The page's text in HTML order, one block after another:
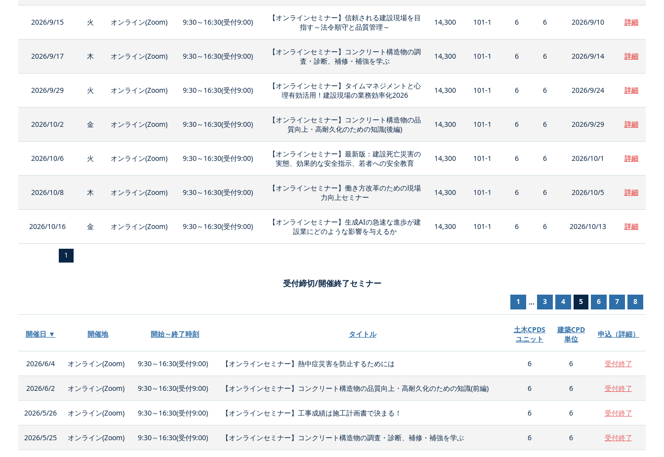
2026/9/15 火 オンライン(Zoom) 9:30～16:30(受付9:00)
【オンラインセミナー】信頼される建設現場を目
指す～法令順守と品質管理～
14,300 101-1 6 6 2026/9/10 詳細
2026/9/17 木 オンライン(Zoom) 9:30～16:30(受付9:00)
【オンラインセミナー】コンクリート構造物の調
査・診断、補修・補強を学ぶ
14,300 101-1 6 6 2026/9/14 詳細
2026/9/29 火 オンライン(Zoom) 9:30～16:30(受付9:00)
【オンラインセミナー】タイムマネジメントと心
理有効活用！建設現場の業務効率化2026
14,300 101-1 6 6 2026/9/24 詳細
2026/10/2 金 オンライン(Zoom) 9:30～16:30(受付9:00)
【オンラインセミナー】コンクリート構造物の品
質向上・高耐久化のための知識(後編)
14,300 101-1 6 6 2026/9/29 詳細
2026/10/6 火 オンライン(Zoom) 9:30～16:30(受付9:00)
【オンラインセミナー】最新版：建設死亡災害の
実態、効果的な安全指示、若者への安全教育
14,300 101-1 6 6 2026/10/1 詳細
2026/10/8 木 オンライン(Zoom) 9:30～16:30(受付9:00)
【オンラインセミナー】働き方改革のための現場
力向上セミナー
14,300 101-1 6 6 2026/10/5 詳細
2026/10/16 金 オンライン(Zoom) 9:30～16:30(受付9:00)
【オンラインセミナー】生成AIの急速な進歩が建
設業にどのような影響を与えるか
14,300 101-1 6 6 2026/10/13 詳細
1
受付締切/開催終了セミナー
1 ... 3 4 5 6 7 8
開催日 ▼ 開催地 開始～終了時刻 タイトル
土木CPDS
ユニット
建築CPD
単位
申込（詳細）
2026/6/4 オンライン(Zoom) 9:30～16:30(受付9:00) 【オンラインセミナー】熱中症災害を防止するためには 6 6 受付終了
2026/6/2 オンライン(Zoom) 9:30～16:30(受付9:00) 【オンラインセミナー】コンクリート構造物の品質向上・高耐久化のための知識(前編) 6 6 受付終了
2026/5/26 オンライン(Zoom) 9:30～16:30(受付9:00) 【オンラインセミナー】工事成績は施工計画書で決まる！ 6 6 受付終了
2026/5/25 オンライン(Zoom) 9:30～16:30(受付9:00) 【オンラインセミナー】コンクリート構造物の調査・診断、補修・補強を学ぶ 6 6 受付終了